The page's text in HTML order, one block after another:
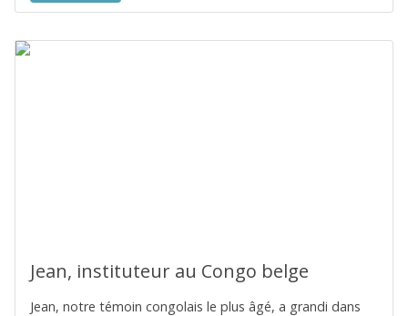
Jean, instituteur au Congo belge
Jean, notre témoin congolais le plus âgé, a grandi dans